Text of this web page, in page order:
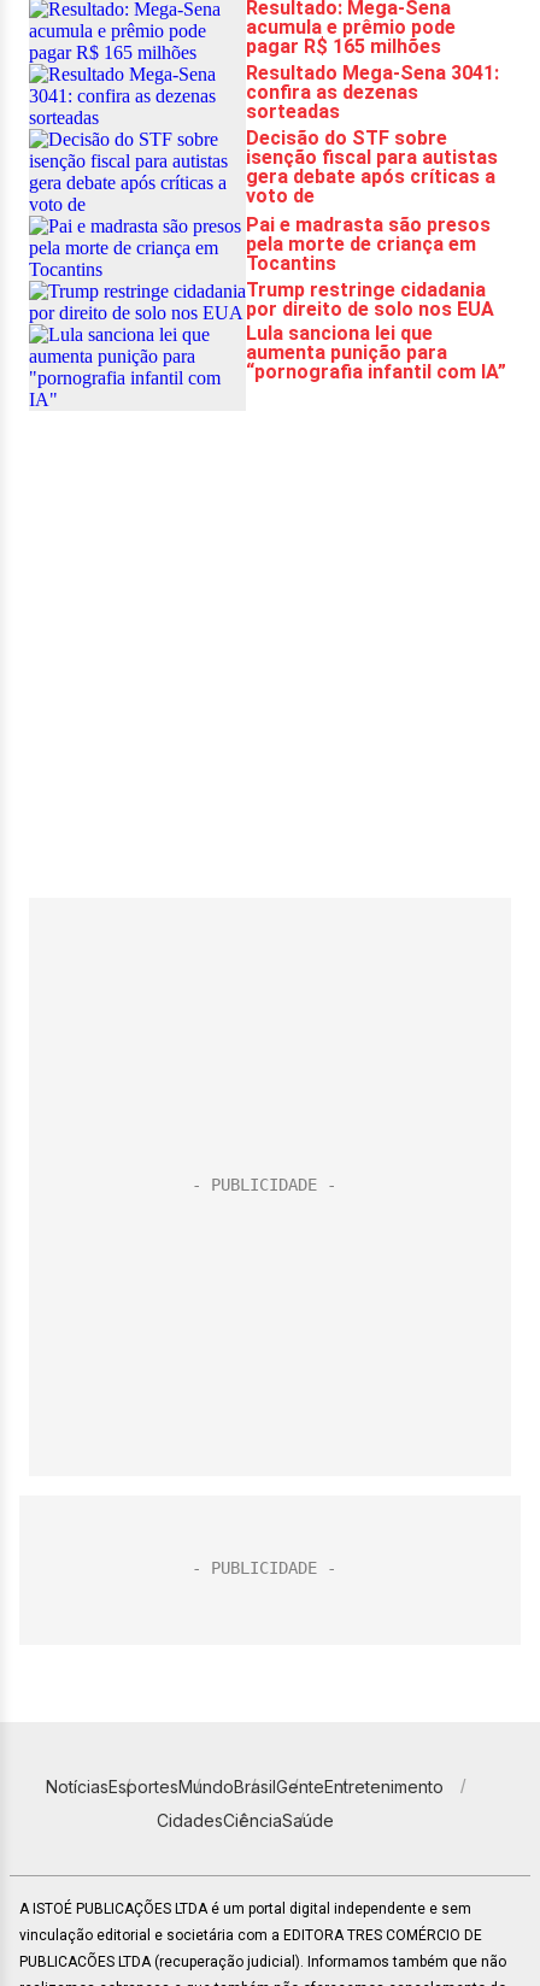
NotíciasEsportesMundoBrasilGenteEntretenimento
CidadesCiênciaSaúde
A ISTOÉ PUBLICAÇÕES LTDA é um portal digital independente e sem
vinculação editorial e societária com a EDITORA TRES COMÉRCIO DE
PUBLICACÕES LTDA (recuperação judicial). Informamos também que não